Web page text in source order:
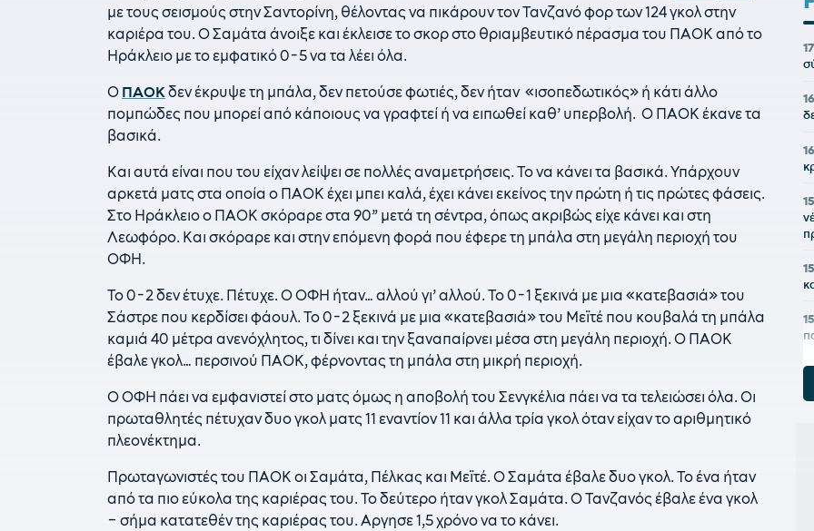
με τους σεισμούς στην Σαντορίνη, θέλοντας να πικάρουν τον Τανζανό φορ των 124 γκολ στην
καριέρα του. Ο Σαμάτα άνοιξε και έκλεισε το σκορ στο θριαμβευτικό πέρασμα του ΠΑΟΚ από το
Ηράκλειο με το εμφατικό 0-5 να τα λέει όλα.
Ο ΠΑΟΚδεν έκρυψε τη μπάλα, δεν πετούσε φωτιές, δεν ήταν «ισοπεδωτικός» ή κάτι άλλο
πομπώδες που μπορεί από κάποιους να γραφτεί ή να ειπωθεί καθ’ υπερβολή. Ο ΠΑΟΚ έκανε τα
βασικά.
Και αυτά είναι που του είχαν λείψει σε πολλές αναμετρήσεις. Το να κάνει τα βασικά. Υπάρχουν
αρκετά ματς στα οποία ο ΠΑΟΚ έχει μπει καλά, έχει κάνει εκείνος την πρώτη ή τις πρώτες φάσεις.
Στο Ηράκλειο ο ΠΑΟΚ σκόραρε στα 90” μετά τη σέντρα, όπως ακριβώς είχε κάνει και στη
Λεωφόρο. Και σκόραρε και στην επόμενη φορά που έφερε τη μπάλα στη μεγάλη περιοχή του
ΟΦΗ.
Το 0-2 δεν έτυχε. Πέτυχε. Ο ΟΦΗ ήταν… αλλού γι’ αλλού. Το 0-1 ξεκινά με μια «κατεβασιά» του
Σάστρε που κερδίσει φάουλ. Το 0-2 ξεκινά με μια «κατεβασιά» του Μεϊτέ που κουβαλά τη μπάλα
καμιά 40 μέτρα ανενόχλητος, τι δίνει και την ξαναπαίρνει μέσα στη μεγάλη περιοχή. Ο ΠΑΟΚ
έβαλε γκολ… περσινού ΠΑΟΚ, φέρνοντας τη μπάλα στη μικρή περιοχή.
Ο ΟΦΗ πάει να εμφανιστεί στο ματς όμως η αποβολή του Σενγκέλια πάει να τα τελειώσει όλα. Οι
πρωταθλητές πέτυχαν δυο γκολ ματς 11 εναντίον 11 και άλλα τρία γκολ όταν είχαν το αριθμητικό
πλεονέκτημα.
Πρωταγωνιστές του ΠΑΟΚ οι Σαμάτα, Πέλκας και Μεϊτέ. Ο Σαμάτα έβαλε δυο γκολ. Το ένα ήταν
από τα πιο εύκολα της καριέρας του. Το δεύτερο ήταν γκολ Σαμάτα. Ο Τανζανός έβαλε ένα γκολ
– σήμα κατατεθέν της καριέρας του. Αργησε 1,5 χρόνο να το κάνει.